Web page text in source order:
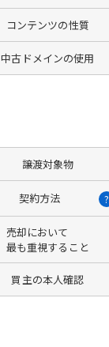
コンテンツの性質
中古ドメインの使用
譲渡対象物
契約方法 ?
売却において
最も重視すること
買主の本人確認